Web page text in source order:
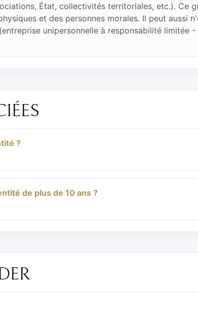
État, collectivités territoriales, etc.). Ce
et des personnes morales. Il peut aussi
unipersonnelle à responsabilité limitée -
?
de plus de 10 ans ?